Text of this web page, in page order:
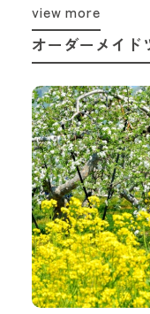
view more
オーダーメイド